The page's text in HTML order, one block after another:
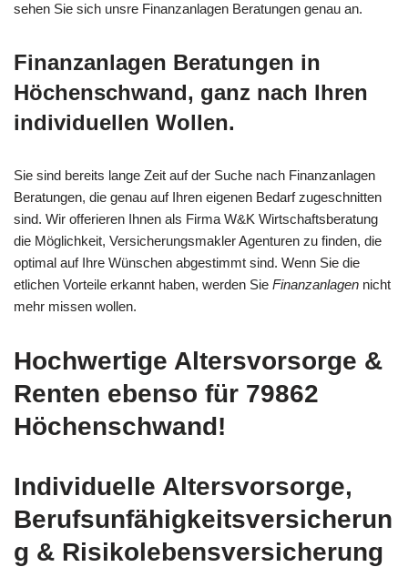
sehen Sie sich unsre Finanzanlagen Beratungen genau an.
Finanzanlagen Beratungen in
Höchenschwand, ganz nach Ihren
individuellen Wollen.
Sie sind bereits lange Zeit auf der Suche nach Finanzanlagen
Beratungen, die genau auf Ihren eigenen Bedarf zugeschnitten
sind. Wir offerieren Ihnen als Firma W&K Wirtschaftsberatung
die Möglichkeit, Versicherungsmakler Agenturen zu finden, die
optimal auf Ihre Wünschen abgestimmt sind. Wenn Sie die
etlichen Vorteile erkannt haben, werden Sie Finanzanlagen nicht
mehr missen wollen.
Hochwertige Altersvorsorge &
Renten ebenso für 79862
Höchenschwand!
Individuelle Altersvorsorge,
Berufsunfähigkeitsversicherun
g & Risikolebensversicherung